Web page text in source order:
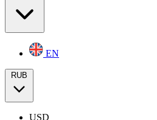
EN
RUB
USD